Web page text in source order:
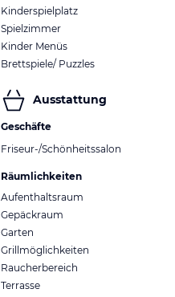
Kinderspielplatz
Spielzimmer
Kinder Menüs
Brettspiele/ Puzzles
Ausstattung
Geschäfte
Friseur-/Schönheitssalon
Räumlichkeiten
Aufenthaltsraum
Gepäckraum
Garten
Grillmöglichkeiten
Raucherbereich
Terrasse